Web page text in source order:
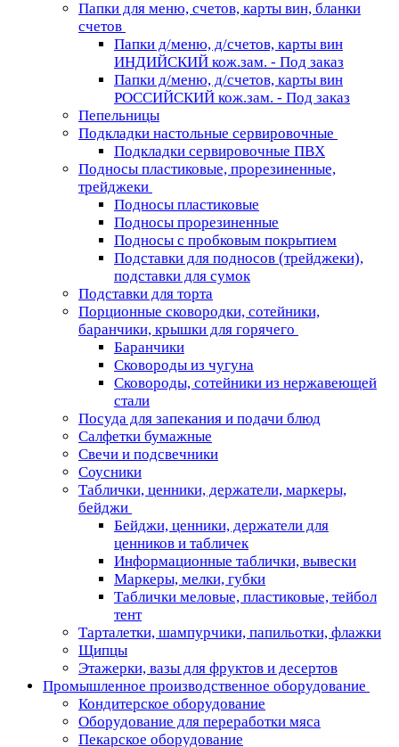
Папки для меню, счетов, карты вин, бланки
счетов
Папки д/меню, д/счетов, карты вин
ИНДИЙСКИЙ кож.зам. - Под заказ
Папки д/меню, д/счетов, карты вин
РОССИЙСКИЙ кож.зам. - Под заказ
Пепельницы
Подкладки настольные сервировочные
Подкладки сервировочные ПВХ
Подносы пластиковые, прорезиненные,
трейджеки
Подносы пластиковые
Подносы прорезиненные
Подносы с пробковым покрытием
Подставки для подносов (трейджеки),
подставки для сумок
Подставки для торта
Порционные сковородки, сотейники,
баранчики, крышки для горячего
Баранчики
Сковороды из чугуна
Сковороды, сотейники из нержавеющей
стали
Посуда для запекания и подачи блюд
Салфетки бумажные
Свечи и подсвечники
Соусники
Таблички, ценники, держатели, маркеры,
бейджи
Бейджи, ценники, держатели для
ценников и табличек
Информационные таблички, вывески
Маркеры, мелки, губки
Таблички меловые, пластиковые, тейбол
тент
Тарталетки, шампурчики, папильотки, флажки
Щипцы
Этажерки, вазы для фруктов и десертов
Промышленное производственное оборудование
Кондитерское оборудование
Оборудование для переработки мяса
Пекарское оборудование